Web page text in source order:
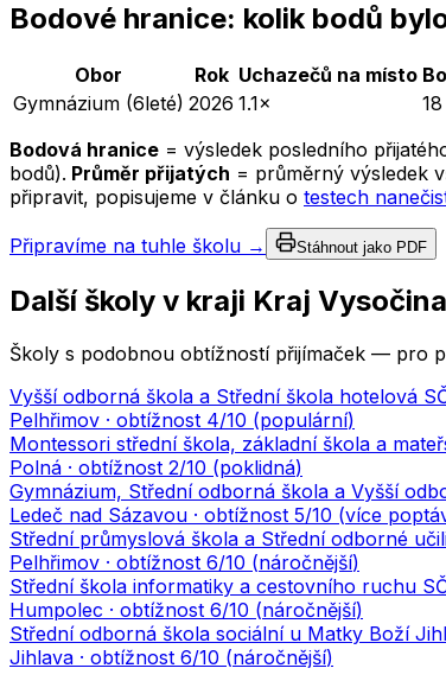
Bodové hranice: kolik bodů
Obor Rok Uchazečů na místo
Gymnázium (6leté) 2026 1.1×
Bodová hranice = výsledek posledního
bodů). Průměr přijatých = průměrný výsledek
připravit, popisujeme v článku o testech
Připravíme na tuhle školu → Stáhnout jako PDF
Další školy v kraji Kraj Vysočina
Školy s podobnou obtížností přijímaček — pro
Vyšší odborná škola a Střední škola hotelová
Pelhřimov · obtížnost 4/10 (populární)
Montessori střední škola, základní škola a
Polná · obtížnost 2/10 (poklidná)
Gymnázium, Střední odborná škola a Vyšší
Ledeč nad Sázavou · obtížnost 5/10 (více
Střední průmyslová škola a Střední odborné
Pelhřimov · obtížnost 6/10 (náročnější)
Střední škola informatiky a cestovního ruchu
Humpolec · obtížnost 6/10 (náročnější)
Střední odborná škola sociální u Matky Boží
Jihlava · obtížnost 6/10 (náročnější)